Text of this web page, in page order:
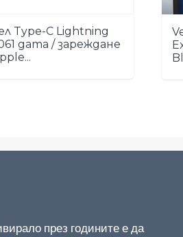
Type-C Lightning
дата / зареждане
през годините е да